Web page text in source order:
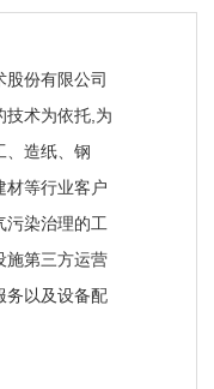
股份有限公司
技术为依托,为
、造纸、钢
材等行业客户
污染治理的工
施第三方运营
务以及设备配